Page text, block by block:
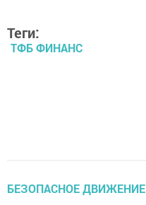
Теги:
ТФБ ФИНАНС
БЕЗОПАСНОЕ ДВИЖЕНИЕ